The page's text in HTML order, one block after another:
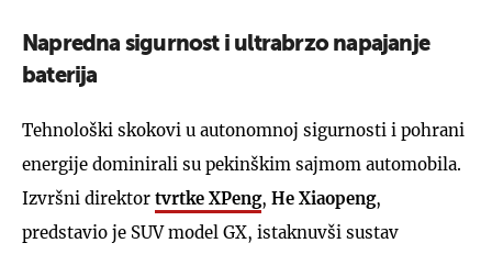
Napredna sigurnost i ultrabrzo napajanje
baterija
Tehnološki skokovi u autonomnoj sigurnosti i pohrani
energije dominirali su pekinškim sajmom automobila.
Izvršni direktor tvrtke XPeng, He Xiaopeng,
predstavio je SUV model GX, istaknuvši sustav